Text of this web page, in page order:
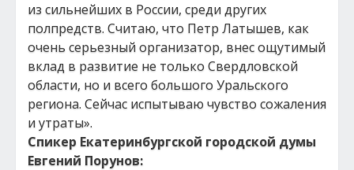
из сильнейших в России, среди других
полпредств. Считаю, что Петр Латышев, как
очень серьезный организатор, внес ощутимый
вклад в развитие не только Свердловской
области, но и всего большого Уральского
региона. Сейчас испытываю чувство сожаления
и утраты».
Спикер Екатеринбургской городской думы
Евгений Порунов: